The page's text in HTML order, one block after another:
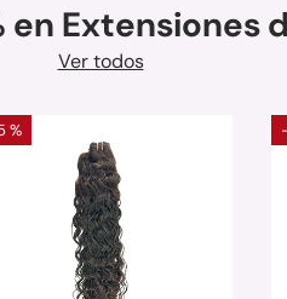
Extensiones
Ver todos
%